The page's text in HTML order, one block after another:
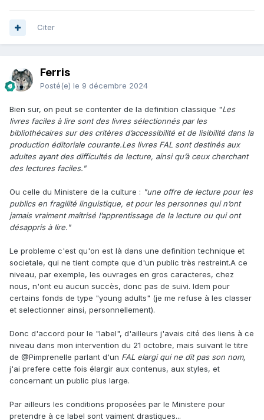
Citer
Ferris
Posté(e) le 9 décembre 2024
Bien sur, on peut se contenter de la definition classique "Les
livres faciles à lire sont des livres sélectionnés par les
bibliothécaires sur des critères d’accessibilité et de lisibilité dans la
production éditoriale courante.Les livres FAL sont destinés aux
adultes ayant des difficultés de lecture, ainsi qu’à ceux cherchant
des lectures faciles."
Ou celle du Ministere de la culture : "une offre de lecture pour les
publics en fragilité linguistique, et pour les personnes qui n’ont
jamais vraiment maîtrisé l’apprentissage de la lecture ou qui ont
désappris à lire."
Le probleme c'est qu'on est là dans une definition technique et
societale, qui ne tient compte que d'un public très restreint.A ce
niveau, par exemple, les ouvrages en gros caracteres, chez
nous, n'ont eu aucun succès, donc pas de suivi. Idem pour
certains fonds de type "young adults" (je me refuse à les classer
et selectionner ainsi, personnellement).
Donc d'accord pour le "label", d'ailleurs j'avais cité des liens à ce
niveau dans mon intervention du 21 octobre, mais suivant le titre
de @Pimprenelle parlant d'un FAL elargi qui ne dit pas son nom,
j'ai prefere cette fois élargir aux contenus, aux styles, et
concernant un public plus large.
Par ailleurs les conditions proposées par le Ministere pour
pretendre à ce label sont vaiment drastiques...